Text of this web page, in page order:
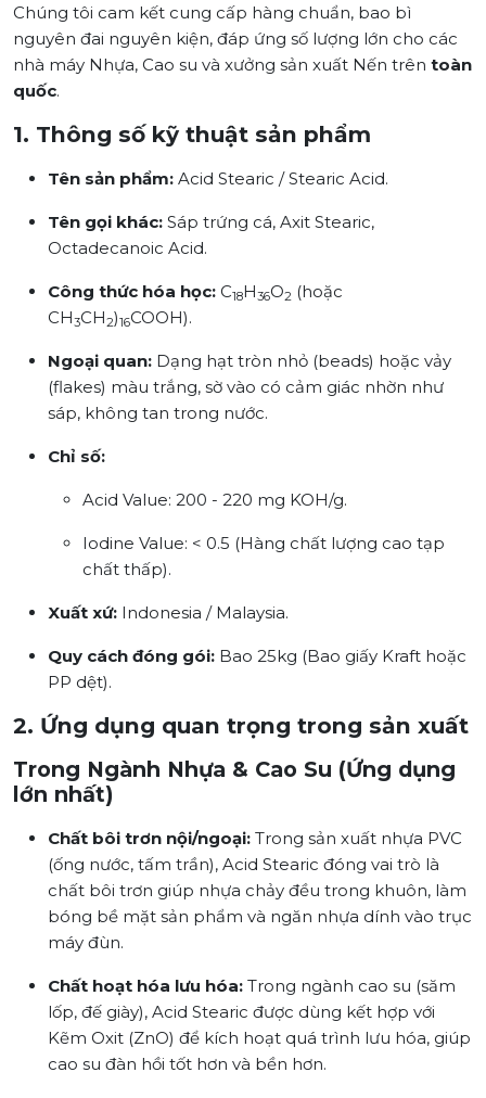
Chúng tôi cam kết cung cấp hàng chuẩn, bao bì
nguyên đai nguyên kiện, đáp ứng số lượng lớn cho các
nhà máy Nhựa, Cao su và xưởng sản xuất Nến trên toàn
quốc.
1. Thông số kỹ thuật sản phẩm
Tên sản phẩm: Acid Stearic / Stearic Acid.
Tên gọi khác: Sáp trứng cá, Axit Stearic,
Octadecanoic Acid.
Công thức hóa học: C18H36O2 (hoặc
CH3CH2)16COOH).
Ngoại quan: Dạng hạt tròn nhỏ (beads) hoặc vảy
(flakes) màu trắng, sờ vào có cảm giác nhờn như
sáp, không tan trong nước.
Chỉ số:
Acid Value: 200 - 220 mg KOH/g.
Iodine Value: < 0.5 (Hàng chất lượng cao tạp
chất thấp).
Xuất xứ: Indonesia / Malaysia.
Quy cách đóng gói: Bao 25kg (Bao giấy Kraft hoặc
PP dệt).
2. Ứng dụng quan trọng trong sản xuất
Trong Ngành Nhựa & Cao Su (Ứng dụng
lớn nhất)
Chất bôi trơn nội/ngoại: Trong sản xuất nhựa PVC
(ống nước, tấm trần), Acid Stearic đóng vai trò là
chất bôi trơn giúp nhựa chảy đều trong khuôn, làm
bóng bề mặt sản phẩm và ngăn nhựa dính vào trục
máy đùn.
Chất hoạt hóa lưu hóa: Trong ngành cao su (săm
lốp, đế giày), Acid Stearic được dùng kết hợp với
Kẽm Oxit (ZnO) để kích hoạt quá trình lưu hóa, giúp
cao su đàn hồi tốt hơn và bền hơn.